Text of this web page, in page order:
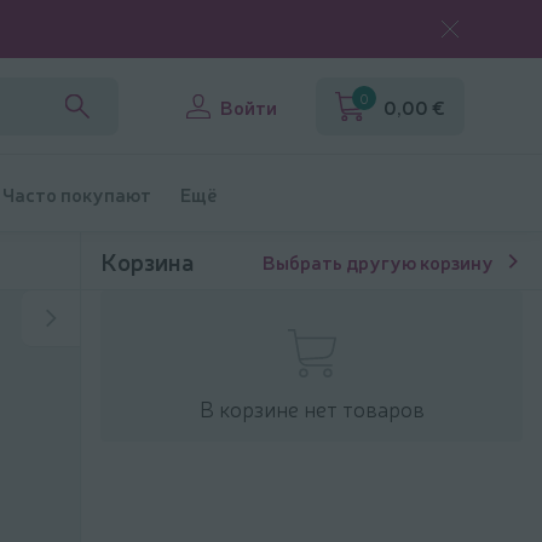
Войти 0 0,00 €
Часто покупают Ещё
Корзина Выбрать другую корзину
В корзине нет товаров